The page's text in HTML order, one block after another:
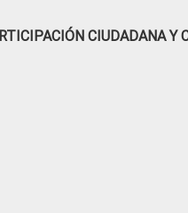
CIUDADANA Y